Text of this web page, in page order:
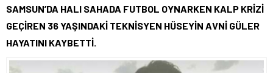
47,7048
SAMSUN’DA HALI SAHADA FUTBOL OYNARKEN KALP KRİZİ
GEÇİREN 36 YAŞINDAKİ TEKNİSYEN HÜSEYİN AVNİ GÜLER
HAYATINI KAYBETTİ.